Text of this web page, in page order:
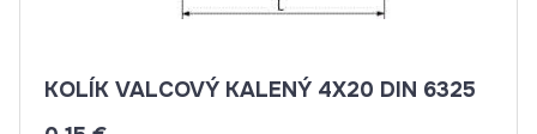
KOLÍK VALCOVÝ KALENÝ 4X20 DIN 6325